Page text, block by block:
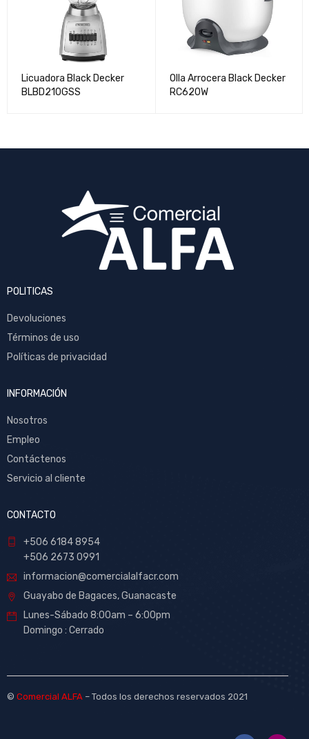
Licuadora Black Decker
BLBD210GSS
Olla Arrocera Black Decker
RC620W
POLITICAS
Devoluciones
Términos de uso
Políticas de privacidad
INFORMACIÓN
Nosotros
Empleo
Contáctenos
Servicio al cliente
CONTACTO
+506 6184 8954
+506 2673 0991
informacion@comercialalfacr.com
Guayabo de Bagaces, Guanacaste
Lunes-Sábado 8:00am – 6:00pm
Domingo : Cerrado
© Comercial ALFA – Todos los derechos reservados 2021